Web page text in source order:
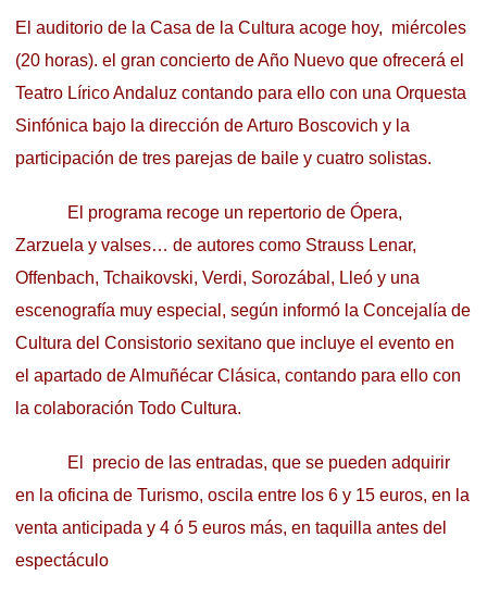
El auditorio de la Casa de la Cultura acoge hoy, miércoles
(20 horas). el gran concierto de Año Nuevo que ofrecerá el
Teatro Lírico Andaluz contando para ello con una Orquesta
Sinfónica bajo la dirección de Arturo Boscovich y la
participación de tres parejas de baile y cuatro solistas.
El programa recoge un repertorio de Ópera,
Zarzuela y valses… de autores como Strauss Lenar,
Offenbach, Tchaikovski, Verdi, Sorozábal, Lleó y una
escenografía muy especial, según informó la Concejalía de
Cultura del Consistorio sexitano que incluye el evento en
el apartado de Almuñécar Clásica, contando para ello con
la colaboración Todo Cultura.
El precio de las entradas, que se pueden adquirir
en la oficina de Turismo, oscila entre los 6 y 15 euros, en la
venta anticipada y 4 ó 5 euros más, en taquilla antes del
espectáculo